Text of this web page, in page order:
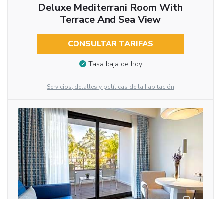
Deluxe Mediterrani Room With
Terrace And Sea View
CONSULTAR TARIFAS
Tasa baja de hoy
Servicios, detalles y políticas de la habitación